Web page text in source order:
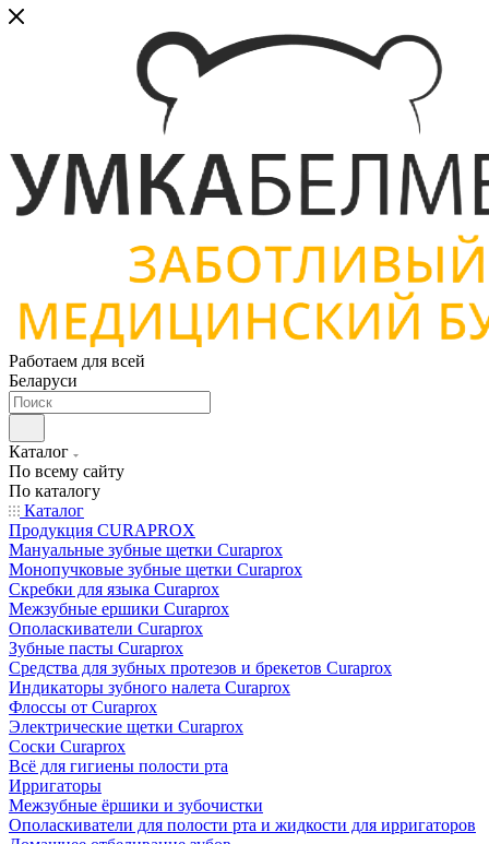
Работаем для всей
Беларуси
Каталог
По всему сайту
По каталогу
Каталог
Продукция CURAPROX
Мануальные зубные щетки Curaprox
Монопучковые зубные щетки Curaprox
Скребки для языка Curaprox
Межзубные ершики Curaprox
Ополаскиватели Curaprox
Зубные пасты Curaprox
Средства для зубных протезов и брекетов Curaprox
Индикаторы зубного налета Curaprox
Флоссы от Curaprox
Электрические щетки Curaprox
Соски Curaprox
Всё для гигиены полости рта
Ирригаторы
Межзубные ёршики и зубочистки
Ополаскиватели для полости рта и жидкости для ирригаторов